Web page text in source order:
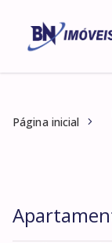
Página inicial